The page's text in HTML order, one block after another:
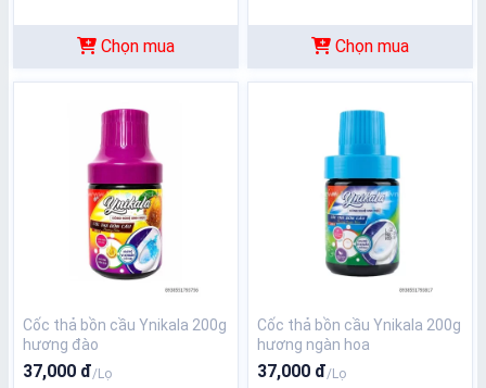
Chọn mua Chọn mua
Cốc thả bồn cầu Ynikala 200g
hương đào
37,000 đ/Lọ
Cốc thả bồn cầu Ynikala 200g
hương ngàn hoa
37,000 đ/Lọ